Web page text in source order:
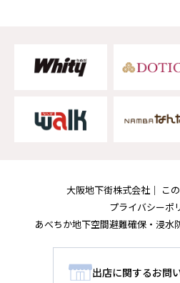
大阪地下街株式会社
こ
プライバシーポ
あべちか地下空間避難確保・浸水
出店に関するお問